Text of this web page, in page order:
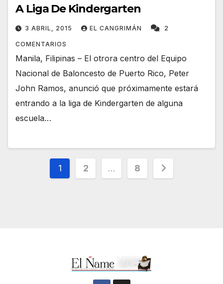
A Liga De Kindergarten
3 ABRIL, 2015 EL CANGRIMÁN 2
COMENTARIOS
Manila, Filipinas – El otrora centro del Equipo
Nacional de Baloncesto de Puerto Rico, Peter
John Ramos, anunció que próximamente estará
entrando a la liga de Kindergarten de alguna
escuela…
Navegación
1 2 … 8